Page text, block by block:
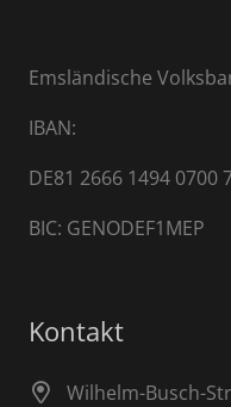
Emsländische
IBAN:
DE81 2666 1494 0700
BIC: GENODEF1MEP
Kontakt
Wilhelm-Busch-